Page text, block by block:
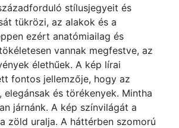
stílusjegyeit és
tükrözi, az alakok és a
ezért anatómiailag és
vannak megfestve, az
élethűek. A kép lírai
fontos jellemzője, hogy az
és törékenyek. Mintha
járnánk. A kép színvilágát a
zöld uralja. A háttérben szomorú